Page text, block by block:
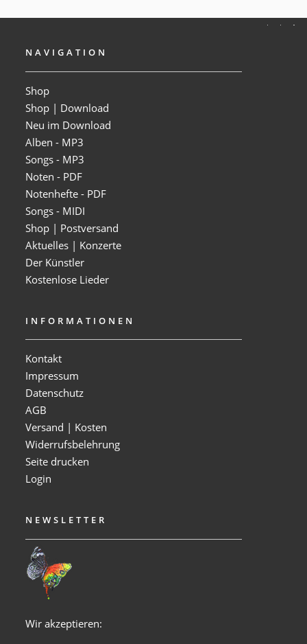
NAVIGATION
Shop
Shop | Download
Neu im Download
Alben - MP3
Songs - MP3
Noten - PDF
Notenhefte - PDF
Songs - MIDI
Shop | Postversand
Aktuelles | Konzerte
Der Künstler
Kostenlose Lieder
INFORMATIONEN
Kontakt
Impressum
Datenschutz
AGB
Versand | Kosten
Widerrufsbelehrung
Seite drucken
Login
NEWSLETTER
Wir akzeptieren: